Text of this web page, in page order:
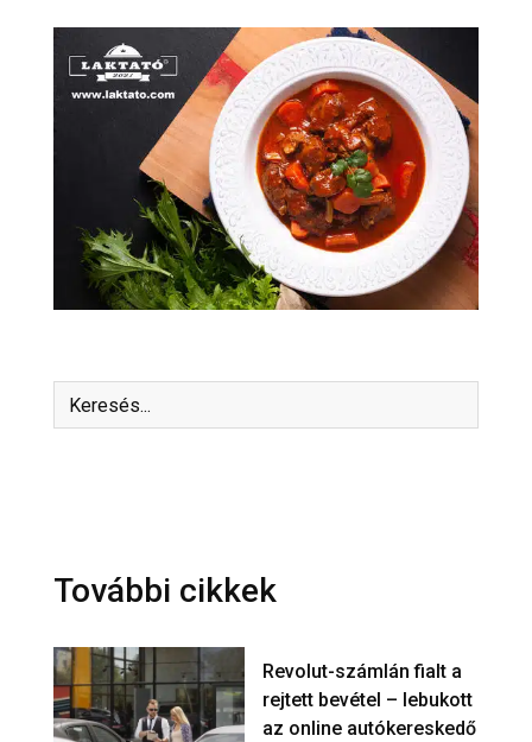
További cikkek
Revolut-számlán fialt a
rejtett bevétel – lebukott
az online autókereskedő